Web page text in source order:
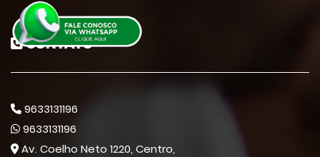
CONTATO
9633131196
9633131196
Av. Coelho Neto 1220, Centro,